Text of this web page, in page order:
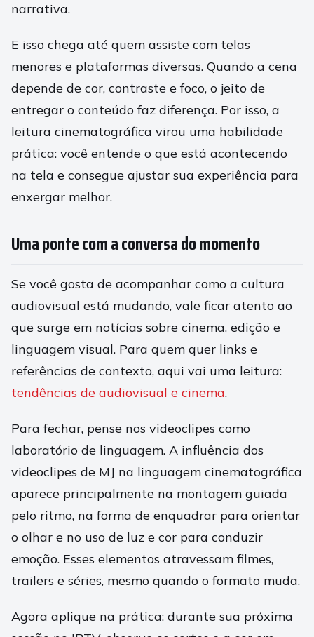
narrativa.
E isso chega até quem assiste com telas
menores e plataformas diversas. Quando a cena
depende de cor, contraste e foco, o jeito de
entregar o conteúdo faz diferença. Por isso, a
leitura cinematográfica virou uma habilidade
prática: você entende o que está acontecendo
na tela e consegue ajustar sua experiência para
enxergar melhor.
Uma ponte com a conversa do momento
Se você gosta de acompanhar como a cultura
audiovisual está mudando, vale ficar atento ao
que surge em notícias sobre cinema, edição e
linguagem visual. Para quem quer links e
referências de contexto, aqui vai uma leitura:
tendências de audiovisual e cinema.
Para fechar, pense nos videoclipes como
laboratório de linguagem. A influência dos
videoclipes de MJ na linguagem cinematográfica
aparece principalmente na montagem guiada
pelo ritmo, na forma de enquadrar para orientar
o olhar e no uso de luz e cor para conduzir
emoção. Esses elementos atravessam filmes,
trailers e séries, mesmo quando o formato muda.
Agora aplique na prática: durante sua próxima